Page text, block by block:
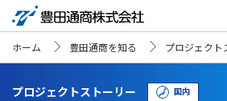
ホーム 豊田通商を知る プロジェクト
プロジェクトストーリー 国内